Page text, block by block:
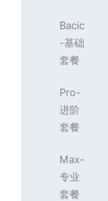
Bacic
-基础
套餐
Pro-
进阶
套餐
Max-
专业
套餐